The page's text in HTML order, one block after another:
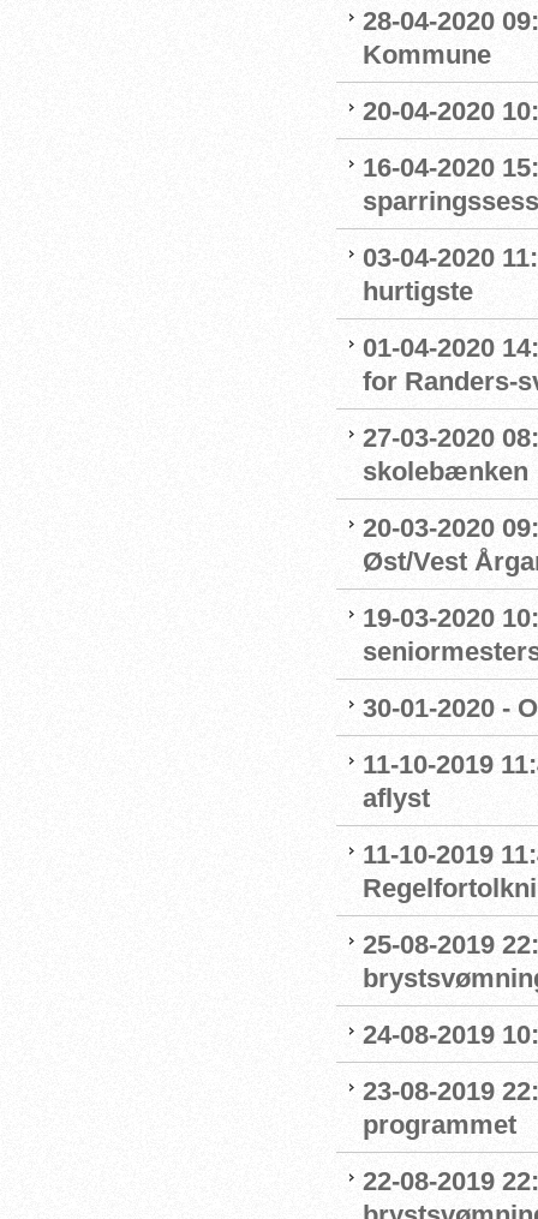
28-04-2020
Kommune
20-04-2020
16-04-2020
03-04-2020
hurtigste
01-04-2020
for Randers-
27-03-2020
skolebænken
20-03-2020
Øst/Vest
19-03-2020
30-01-2020 -
11-10-2019
aflyst
11-10-2019
25-08-2019
24-08-2019
23-08-2019
programmet
22-08-2019